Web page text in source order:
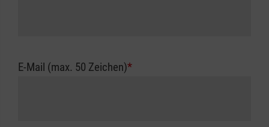
E-Mail (max. 50 Zeichen)*